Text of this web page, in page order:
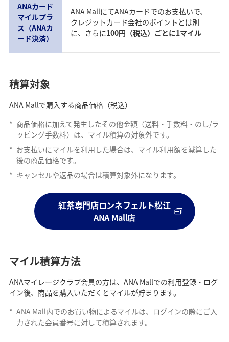
ANAカード
マイルプラ
ス（ANAカ
ード決済）
ANA MallにてANAカードでのお支払いで、
クレジットカード会社のポイントとは別
に、さらに100円（税込）ごとに1マイル
積算対象
ANA Mallで購入する商品価格（税込）
* 商品価格に加えて発生したその他金額（送料・手数料・のし/ラ
ッピング手数料）は、マイル積算の対象外です。
* お支払いにマイルを利用した場合は、マイル利用額を減算した
後の商品価格です。
* キャンセルや返品の場合は積算対象外になります。
紅茶専門店ロンネフェルト松江
ANA Mall店
マイル積算方法
ANAマイレージクラブ会員の方は、ANA Mallでの利用登録・ログ
イン後、商品を購入いただくとマイルが貯まります。
* ANA Mall内でのお買い物によるマイルは、ログインの際にご入
力された会員番号に対して積算されます。